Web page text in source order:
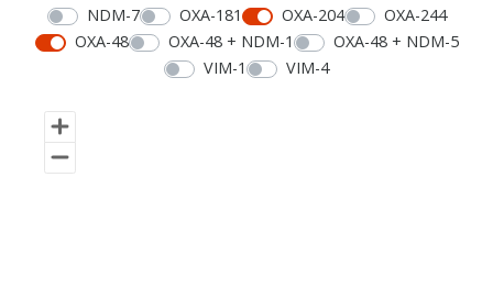
NDM-7
OXA-181 OXA-204
OXA-244
OXA-48
OXA-48 + NDM-1
OXA-48 + NDM-5
VIM-1
VIM-4